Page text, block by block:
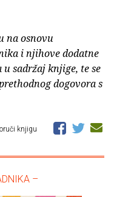
na osnovu
i njihove dodatne
sadržaj knjige, te se
dogovora s
knjigu
–